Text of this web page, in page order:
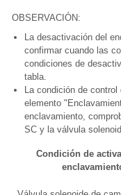
OBSERVACIÓN:
La desactivación del
confirmar cuando las
condiciones de
tabla.
La condición de
elemento
enclavamiento,
SC y la válvula
Condición de